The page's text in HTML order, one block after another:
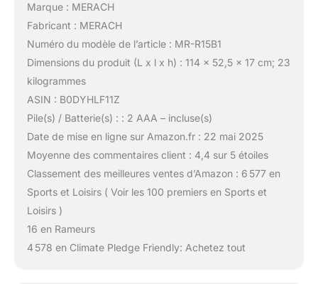
Marque : MERACH
Fabricant : MERACH
Numéro du modèle de l’article : MR-R15B1
Dimensions du produit (L x l x h) : 114 x 52,5 x 17 cm; 23
kilogrammes
ASIN : B0DYHLF11Z
Pile(s) / Batterie(s) : : 2 AAA – incluse(s)
Date de mise en ligne sur Amazon.fr : 22 mai 2025
Moyenne des commentaires client : 4,4 sur 5 étoiles
Classement des meilleures ventes d’Amazon : 6 577 en
Sports et Loisirs ( Voir les 100 premiers en Sports et
Loisirs )
16 en Rameurs
4 578 en Climate Pledge Friendly: Achetez tout